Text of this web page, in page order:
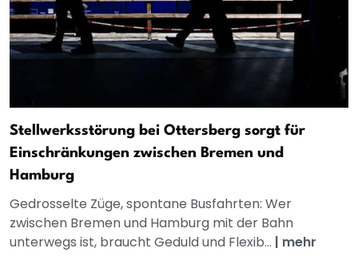
Stellwerksstörung bei Ottersberg sorgt für
Einschränkungen zwischen Bremen und
Hamburg
Gedrosselte Züge, spontane Busfahrten: Wer
zwischen Bremen und Hamburg mit der Bahn
unterwegs ist, braucht Geduld und Flexib... | mehr